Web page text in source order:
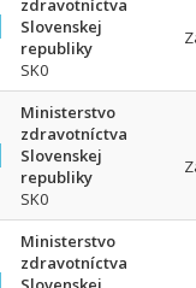
zdravotníctva
Slovenskej
republiky
SK0
Ministerstvo
zdravotníctva
Slovenskej
republiky
SK0
Ministerstvo
zdravotníctva